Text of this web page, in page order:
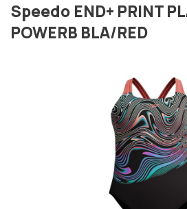
Speedo END+ PRINT
POWERB BLA/RED